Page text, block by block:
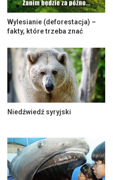
Wylesianie (deforestacja) –
fakty, które trzeba znać
Niedźwiedź syryjski